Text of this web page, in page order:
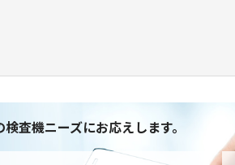
査機ニーズにお応えします。